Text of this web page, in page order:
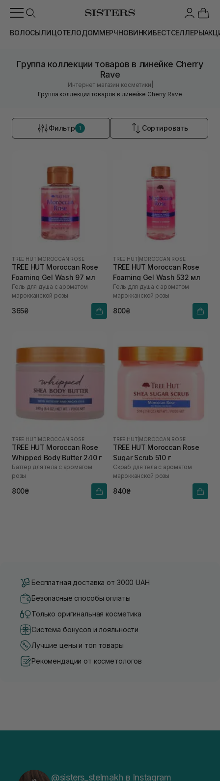
ВОЛОСЫЛИЦОТЕЛОДОММЕРЧНОВИНКИБЕСТСЕЛЛЕРЫ
Группа коллекции товаров в линейке Cherry
Rave
Интернет магазин косметики
Группа коллекции товаров в линейке Cherry Rave
Фильтр 1 Сортировать
TREE HUT MOROCCAN ROSE
TREE HUT Moroccan Rose
Foaming Gel Wash 97 мл
Гель для душа с ароматом
марокканской розы
365₴
TREE HUT MOROCCAN ROSE
TREE HUT Moroccan Rose
Foaming Gel Wash 532 мл
Гель для душа с ароматом
марокканской розы
800₴
TREE HUT MOROCCAN ROSE
TREE HUT Moroccan Rose
Whipped Body Butter 240 г
Баттер для тела с ароматом
розы
800₴
TREE HUT MOROCCAN ROSE
TREE HUT Moroccan Rose
Sugar Scrub 510 г
Скраб для тела с ароматом
марокканской розы
840₴
Бесплатная доставка от 3000 UAH
Безопасные способы оплаты
Только оригинальная косметика
Система бонусов и лояльности
Лучшие цены и топ товары
Рекомендации от косметологов
@sisters_stelmakh в Instagram